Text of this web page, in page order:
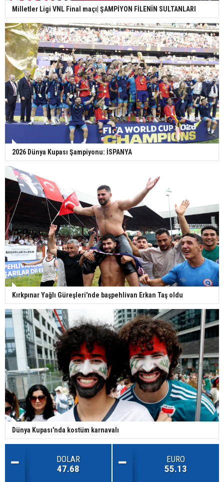
Milletler Ligi VNL Final maçı| ŞAMPİYON FİLENİN SULTANLARI
2026 Dünya Kupası Şampiyonu: İSPANYA
Kırkpınar Yağlı Güreşleri'nde başpehlivan Erkan Taş oldu
Dünya Kupası'nda kostüm karnavalı
DOLAR
47.68
EURO
55.13